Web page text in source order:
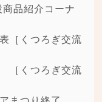
介コーナ
くつろぎ交流
つろぎ交流